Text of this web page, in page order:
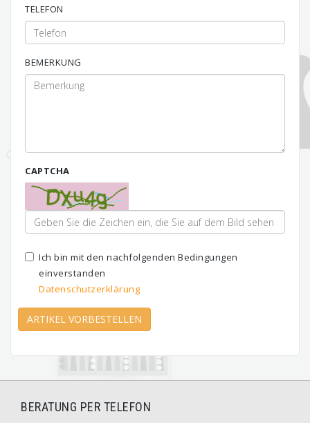
TELEFON
BEMERKUNG
CAPTCHA
Ich bin mit den nachfolgenden Bedingungen
einverstanden
Datenschutzerklärung
ARTIKEL VORBESTELLEN
BERATUNG PER TELEFON